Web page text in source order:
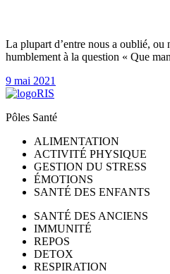
La plupart d’entre nous a oublié, ou
humblement à la question « Que
9 mai 2021
Pôles Santé
ALIMENTATION
ACTIVITÉ PHYSIQUE
GESTION DU STRESS
ÉMOTIONS
SANTÉ DES ENFANTS
SANTÉ DES ANCIENS
IMMUNITÉ
REPOS
DETOX
RESPIRATION